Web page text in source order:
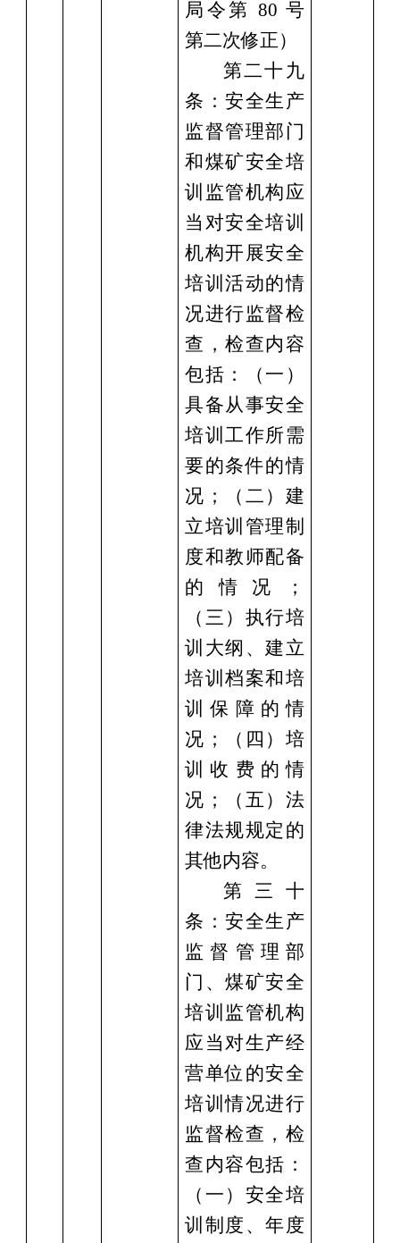
局令第 80 号
第二次修正）
第二十九
条：安全生产
监督管理部门
和煤矿安全培
训监管机构应
当对安全培训
机构开展安全
培训活动的情
况进行监督检
查，检查内容
包括：（一）
具备从事安全
培训工作所需
要的条件的情
况；（二）建
立培训管理制
度和教师配备
的情况；
（三）执行培
训大纲、建立
培训档案和培
训保障的情
况；（四）培
训收费的情
况；（五）法
律法规规定的
其他内容。
第三十
条：安全生产
监督管理部
门、煤矿安全
培训监管机构
应当对生产经
营单位的安全
培训情况进行
监督检查，检
查内容包括：
（一）安全培
训制度、年度